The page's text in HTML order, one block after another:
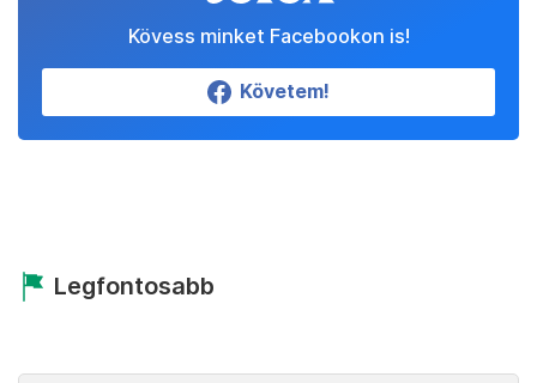
Kövess minket Facebookon is!
Követem!
Legfontosabb